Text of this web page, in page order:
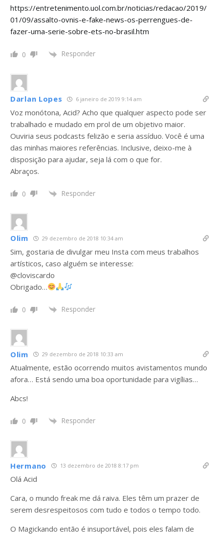
https://entretenimento.uol.com.br/noticias/redacao/2019/
01/09/assalto-ovnis-e-fake-news-os-perrengues-de-
fazer-uma-serie-sobre-ets-no-brasil.htm
0 Responder
Darlan Lopes 6 janeiro de 2019 9:14 am
Voz monótona, Acid? Acho que qualquer aspecto pode ser
trabalhado e mudado em prol de um objetivo maior.
Ouviria seus podcasts felizão e seria assíduo. Você é uma
das minhas maiores referências. Inclusive, deixo-me à
disposição para ajudar, seja lá com o que for.
Abraços.
0 Responder
Olim 29 dezembro de 2018 10:34 am
Sim, gostaria de divulgar meu Insta com meus trabalhos
artísticos, caso alguém se interesse:
@cloviscardo
Obrigado…
0 Responder
Olim 29 dezembro de 2018 10:33 am
Atualmente, estão ocorrendo muitos avistamentos mundo
afora… Está sendo uma boa oportunidade para vigílias…
Abcs!
0 Responder
Hermano 13 dezembro de 2018 8:17 pm
Olá Acid
Cara, o mundo freak me dá raiva. Eles têm um prazer de
serem desrespeitosos com tudo e todos o tempo todo.
O Magickando então é insuportável, pois eles falam de